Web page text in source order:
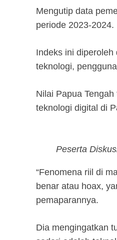
Mengutip data
periode 2023-2024.
Indeks ini
teknologi,
Nilai Papua
teknologi digital di
Peserta
“Fenomena riil di
benar atau hoax,
pemaparannya.
Dia mengingatkan